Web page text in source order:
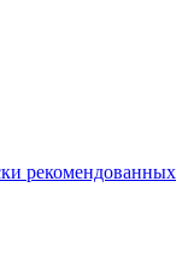
рекомендованных